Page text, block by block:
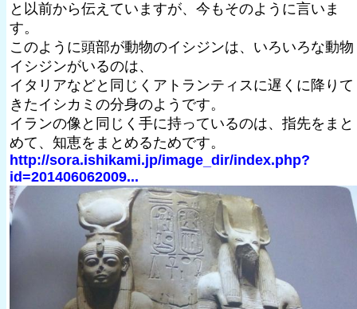
と以前から伝えていますが、今もそのように言いま
す。
このように頭部が動物のイシジンは、いろいろな動物
イシジンがいるのは、
イタリアなどと同じくアトランティスに遅くに降りて
きたイシカミの分身のようです。
イランの像と同じく手に持っているのは、指先をまと
めて、知恵をまとめるためです。
http://sora.ishikami.jp/image_dir/index.php?
id=201406062009...